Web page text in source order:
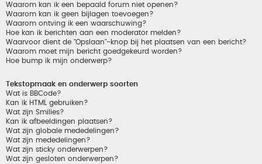
Waarom kan ik een bepaald forum niet openen?
Waarom kan ik geen bijlagen toevoegen?
Waarom ontving ik een waarschuwing?
Hoe kan ik berichten aan een moderator melden?
Waarvoor dient de "Opslaan"-knop bij het plaatsen van een bericht?
Waarom moet mijn bericht goedgekeurd worden?
Hoe bump ik mijn onderwerp?
Tekstopmaak en onderwerp soorten
Wat is BBCode?
Kan ik HTML gebruiken?
Wat zijn Smilies?
Kan ik afbeeldingen plaatsen?
Wat zijn globale mededelingen?
Wat zijn mededelingen?
Wat zijn sticky onderwerpen?
Wat zijn gesloten onderwerpen?